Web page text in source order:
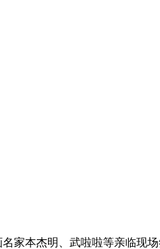
本杰明、武啦啦等亲临现